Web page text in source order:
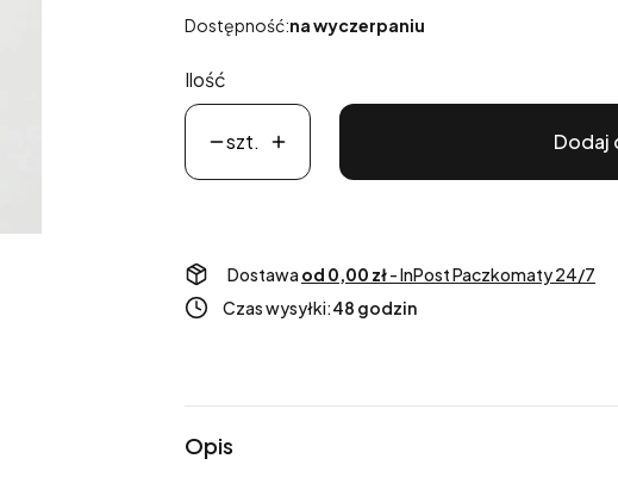
Dostępność:na wyczerpaniu
Ilość
szt. Dodaj
Dostawa od 0,00 zł- InPost Paczkomaty 24/7
Czas wysyłki:48 godzin
Opis